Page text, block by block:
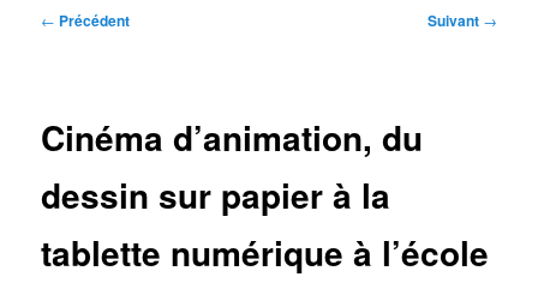
Navigation
← Précédent Suivant →
Cinéma d’animation, du
dessin sur papier à la
tablette numérique à l’école